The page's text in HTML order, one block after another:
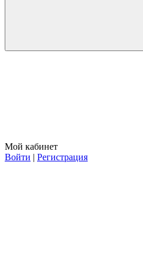
Мой кабинет
Войти | Регистрация